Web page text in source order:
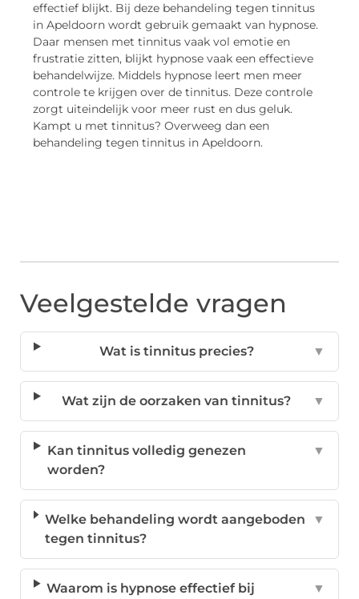
effectief blijkt. Bij deze behandeling tegen tinnitus
in Apeldoorn wordt gebruik gemaakt van hypnose.
Daar mensen met tinnitus vaak vol emotie en
frustratie zitten, blijkt hypnose vaak een effectieve
behandelwijze. Middels hypnose leert men meer
controle te krijgen over de tinnitus. Deze controle
zorgt uiteindelijk voor meer rust en dus geluk.
Kampt u met tinnitus? Overweeg dan een
behandeling tegen tinnitus in Apeldoorn.
Veelgestelde vragen
Wat is tinnitus precies? ▼
Wat zijn de oorzaken van tinnitus? ▼
Kan tinnitus volledig genezen
worden?
▼
Welke behandeling wordt aangeboden
tegen tinnitus?
▼
Waarom is hypnose effectief bij
▼